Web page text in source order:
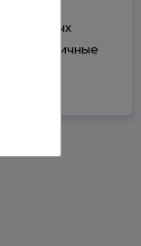
на различные